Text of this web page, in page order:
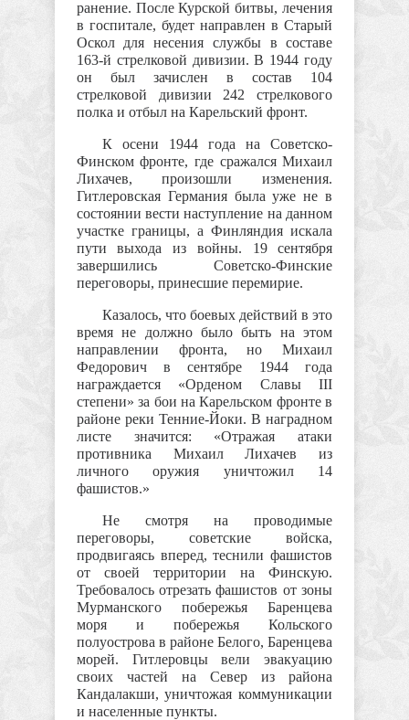
ранение. После Курской битвы, лечения
в госпитале, будет направлен в Старый
Оскол для несения службы в составе
163-й стрелковой дивизии. В 1944 году
он был зачислен в состав 104
стрелковой дивизии 242 стрелкового
полка и отбыл на Карельский фронт.
К осени 1944 года на Советско-
Финском фронте, где сражался Михаил
Лихачев, произошли изменения.
Гитлеровская Германия была уже не в
состоянии вести наступление на данном
участке границы, а Финляндия искала
пути выхода из войны. 19 сентября
завершились Советско-Финские
переговоры, принесшие перемирие.
Казалось, что боевых действий в это
время не должно было быть на этом
направлении фронта, но Михаил
Федорович в сентябре 1944 года
награждается «Орденом Славы III
степени» за бои на Карельском фронте в
районе реки Тенние-Йоки. В наградном
листе значится: «Отражая атаки
противника Михаил Лихачев из
личного оружия уничтожил 14
фашистов.»
Не смотря на проводимые
переговоры, советские войска,
продвигаясь вперед, теснили фашистов
от своей территории на Финскую.
Требовалось отрезать фашистов от зоны
Мурманского побережья Баренцева
моря и побережья Кольского
полуострова в районе Белого, Баренцева
морей. Гитлеровцы вели эвакуацию
своих частей на Север из района
Кандалакши, уничтожая коммуникации
и населенные пункты.